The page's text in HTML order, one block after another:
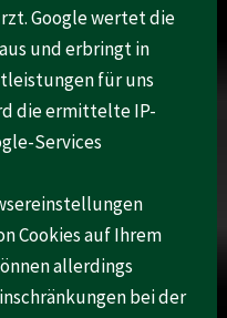
Google wertet die
und erbringt in
für uns
die ermittelte IP-
Services
Cookies auf Ihrem
allerdings
bei der